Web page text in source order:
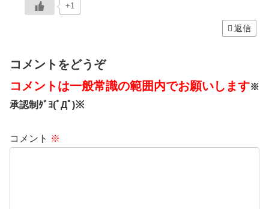
+1
返信
コメントをどうぞ
コメントは一般常識の範囲内でお願いします※
承認制ﾀﾞﾖ(ﾟДﾟ)※
コメント ※